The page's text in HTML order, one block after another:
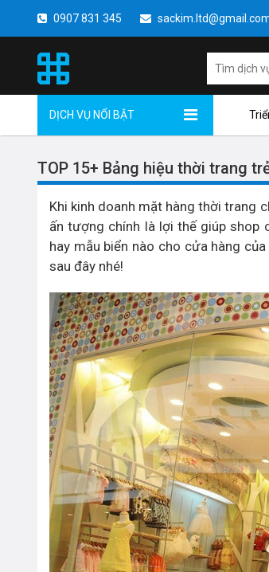
0907 831 345
DỊCH VỤ NỔI BẬT
TOP 15+ Bảng hiệu thời trang
Khi kinh doanh mặt hàng thời trang
ấn tượng chính là lợi thế giúp shop
hay mẫu biển nào cho cửa hàng
sau đây nhé!